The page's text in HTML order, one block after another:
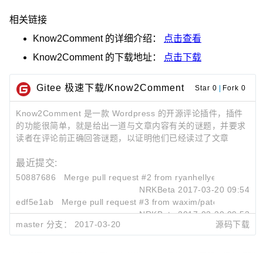
相关链接
Know2Comment的详细介绍：
点击查看
Know2Comment的下载地址： 点击下载
Gitee 极速下载/Know2Comment Star 0 Fork 0
Know2Comment 是一款 Wordpress 的开源评论插件，插件
的功能很简单，就是给出一道与文章内容有关的谜题，并要求
读者在评论前正确回答谜题，以证明他们已经读过了文章
最近提交:
50887686
Merge pull request #2 from ryanhellyer/master
NRKBeta 2017-03-20 09:54
edf5e1ab
Merge pull request #3 from waxim/patch-1
NRKBeta 2017-03-20 09:53
8c41988d
Merge pull request #5 from losowsky/master
master 分支： 2017-03-20 源码下载